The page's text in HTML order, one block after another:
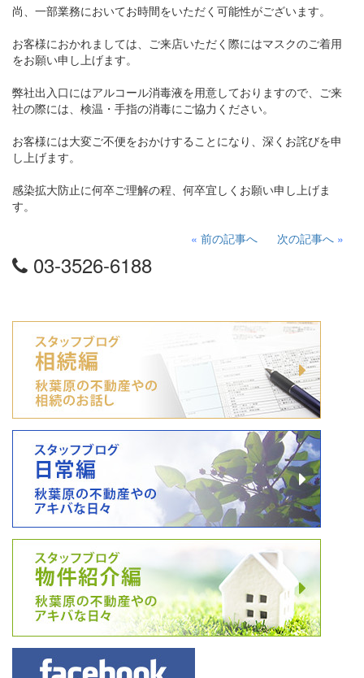
尚、一部業務においてお時間をいただく可能性がございます。
お客様におかれましては、ご来店いただく際にはマスクのご着用
をお願い申し上げます。
弊社出入口にはアルコール消毒液を用意しておりますので、ご来
社の際には、検温・手指の消毒にご協力ください。
お客様には大変ご不便をおかけすることになり、深くお詫びを申
し上げます。
感染拡大防止に何卒ご理解の程、何卒宜しくお願い申し上げま
す。
« 前の記事へ 次の記事へ »
03-3526-6188